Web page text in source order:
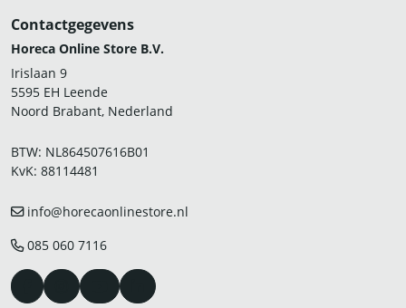
Contactgegevens
Horeca Online Store B.V.
Irislaan 9
5595 EH Leende
Noord Brabant, Nederland
BTW: NL864507616B01
KvK: 88114481
info@horecaonlinestore.nl
085 060 7116